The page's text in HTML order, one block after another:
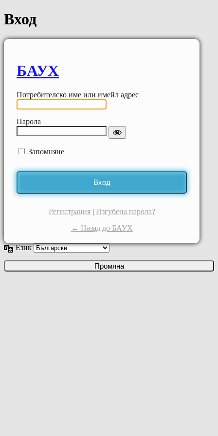
Вход
БАУХ
Потребителско име или имейл адрес
Парола
Запомняне
Регистрация| Изгубена парола?
← Назад до БАУХ
Език